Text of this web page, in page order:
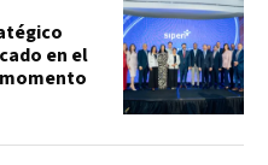
en el